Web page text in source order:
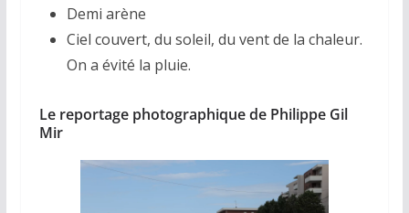
Demi arène
Ciel couvert, du soleil, du vent de la chaleur.
On a évité la pluie.
Le reportage photographique de Philippe Gil
Mir